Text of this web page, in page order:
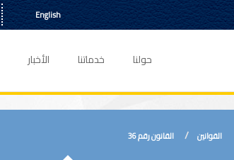
English
حولنا خدماتنا الأخبار
القوانين القانون رقم 36